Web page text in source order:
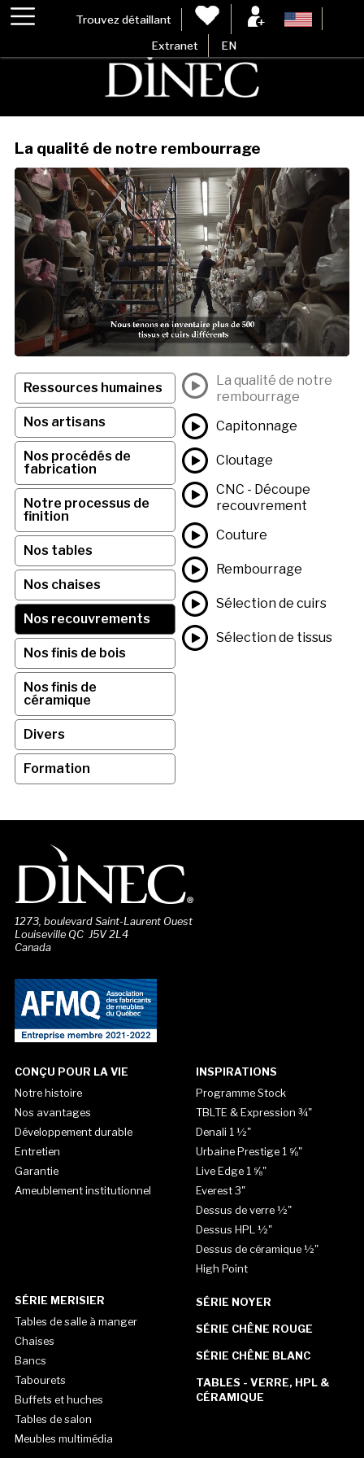
Trouvez détaillant
Extranet EN
La qualité de notre rembourrage
Ressources humaines
Nos artisans
Nos procédés de
fabrication
Notre processus de
finition
Nos tables
Nos chaises
Nos recouvrements
Nos finis de bois
Nos finis de
céramique
Divers
Formation
La qualité de notre
rembourrage
Capitonnage
Cloutage
CNC - Découpe
recouvrement
Couture
Rembourrage
Sélection de cuirs
Sélection de tissus
1273, boulevard Saint-Laurent Ouest
Louiseville QC J5V 2L4
Canada
CONÇU POUR LA VIE
Notre histoire
Nos avantages
Développement durable
Entretien
Garantie
Ameublement institutionnel
INSPIRATIONS
Programme Stock
TBLTE & Expression ¾"
Denali 1 ½"
Urbaine Prestige 1 ⅝"
Live Edge 1 ⅝"
Everest 3"
Dessus de verre ½"
Dessus HPL ½"
Dessus de céramique ½"
High Point
SÉRIE MERISIER
Tables de salle à manger
Chaises
Bancs
Tabourets
Buffets et huches
Tables de salon
Meubles multimédia
SÉRIE NOYER
SÉRIE CHÊNE ROUGE
SÉRIE CHÊNE BLANC
TABLES - VERRE, HPL &
CÉRAMIQUE